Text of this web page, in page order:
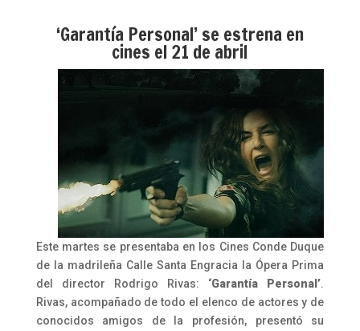
‘Garantía Personal’ se estrena en
cines el 21 de abril
Este martes se presentaba en los Cines Conde Duque
de la madrileña Calle Santa Engracia la Ópera Prima
del director Rodrigo Rivas: ‘Garantía Personal’.
Rivas, acompañado de todo el elenco de actores y de
conocidos amigos de la profesión, presentó su